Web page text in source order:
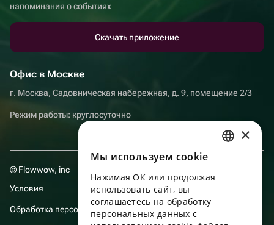
напоминания о событиях
Скачать приложение
Офис в Москве
г. Москва, Садовническая набережная, д. 9, помещение 2/3
Режим работы: круглосуточно
© Flowwow, inc
Условия
Обработка персональных данных
ENGLISH
UKRAINIAN
PORTUGUESE
×
Мы используем сookie
Нажимая ОК или продолжая
использовать сайт, вы
соглашаетесь на обработку
персональных данных с